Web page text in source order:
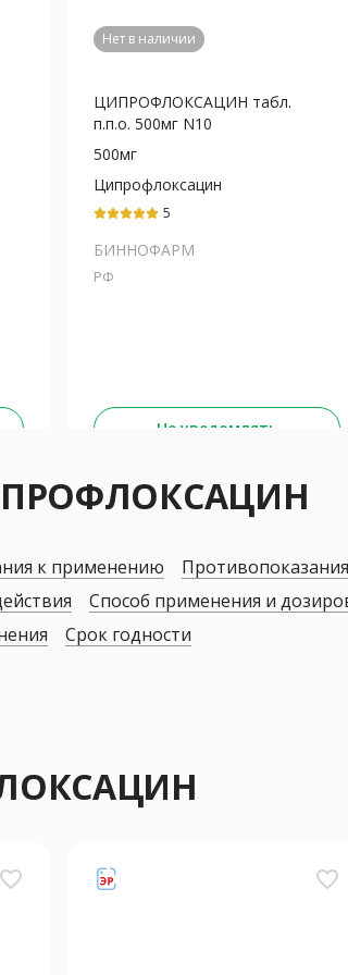
Нет в наличии
ЦИПРОФЛОКСАЦИН табл.
п.п.о. 500мг N10
500мг
Ципрофлоксацин
5
БИННОФАРМ
РФ
Не уведомлять
к применению
Противопоказания
Способ применения и
Срок годности
favorite_border favorite_border